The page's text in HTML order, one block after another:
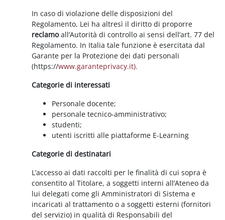
In caso di violazione delle disposizioni del
Regolamento, Lei ha altresì il diritto di proporre
reclamoall’Autorità di controllo ai sensi dell’art. 77 del
Regolamento. In Italia tale funzione è esercitata dal
Garante per la Protezione dei dati personali
(https://www.garanteprivacy.it).
Categorie di interessati
Personale docente;
personale tecnico-amministrativo;
studenti;
utenti iscritti alle piattaforme E-Learning
Categorie di destinatari
L’accesso ai dati raccolti per le finalità di cui sopra è
consentito al Titolare, a soggetti interni all’Ateneo da
lui delegati come gli Amministratori di Sistema e
incaricati al trattamento o a soggetti esterni (fornitori
del servizio) in qualità di Responsabili del